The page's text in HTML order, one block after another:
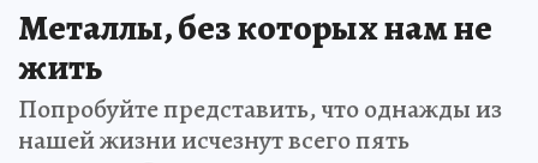
Металлы, без которых нам не
жить
Попробуйте представить, что однажды из
нашей жизни исчезнут всего пять